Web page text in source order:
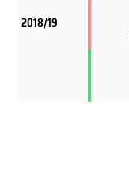
2018/19